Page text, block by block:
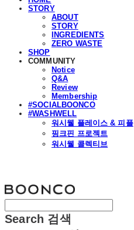
STORY
ABOUT
STORY
INGREDIENTS
ZERO WASTE
SHOP
COMMUNITY
Notice
Q&A
Review
Membership
#SOCIALBOONCO
#WASHWELL
워시웰 플레이스 & 피플
핑크핀 프로젝트
워시웰 콜렉티브
Search 검색